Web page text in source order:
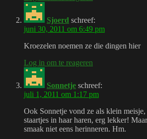
Sjoerd schreef:
juni 30, 2011 om 6:49 pm
Kroezelen noemen ze die dingen hier
Log in om te reageren
Sonnetje schreef:
juli 1, 2011 om 1:17 pm
Ook Sonnetje vond ze als klein
staartjes in haar haren, erg lekker!
smaak niet eens herinneren. Hm.